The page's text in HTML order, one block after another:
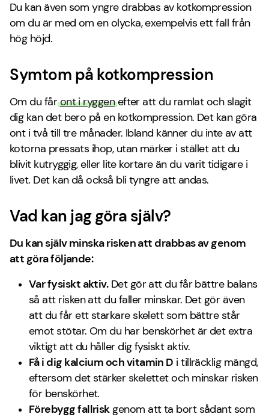
Du kan även som yngre drabbas av kotkompression
om du är med om en olycka, exempelvis ett fall från
hög höjd.
Symtom på kotkompression
Om du fåront i ryggenefter att du ramlat och slagit
dig kan det bero på en kotkompression. Det kan göra
ont i två till tre månader. Ibland känner du inte av att
kotorna pressats ihop, utan märker i stället att du
blivit kutryggig, eller lite kortare än du varit tidigare i
livet. Det kan då också bli tyngre att andas.
Vad kan jag göra själv?
Du kan själv minska risken att drabbas av genom
att göra följande:
Var fysiskt aktiv.Det gör att du får bättre balans
så att risken att du faller minskar. Det gör även
att du får ett starkare skelett som bättre står
emot stötar. Om du har benskörhet är det extra
viktigt att du håller dig fysiskt aktiv.
Få i dig kalcium och vitamin D i tillräcklig mängd,
eftersom det stärker skelettet och minskar risken
för benskörhet.
Förebygg fallriskgenom att ta bort sådant som